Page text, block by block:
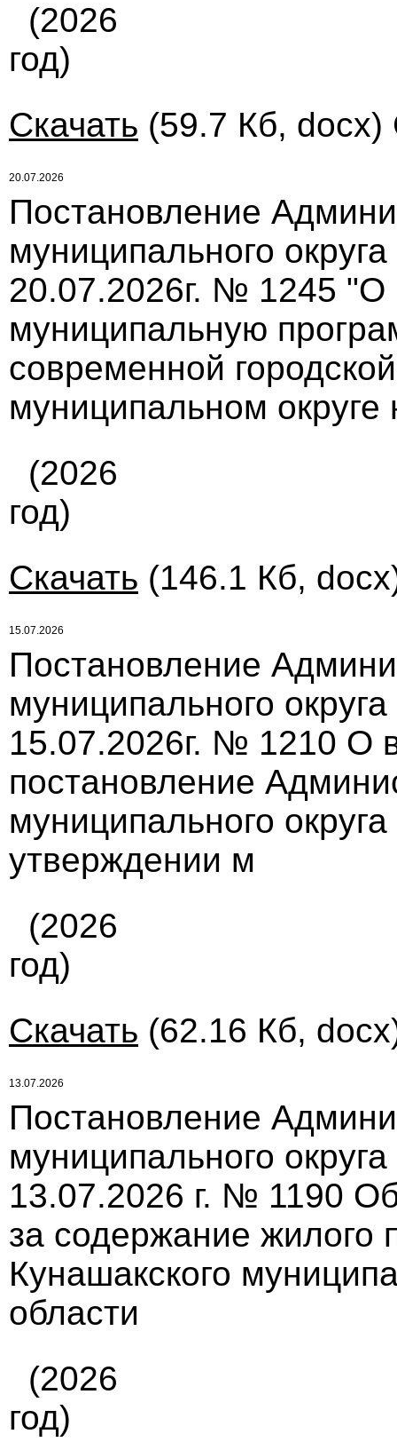
(2026
год)
Скачать (59.7 Кб, docx)
20.07.2026
Постановление
муниципального
20.07.2026г. № 1245 "О
муниципальную
современной
муниципальном
(2026
год)
Скачать (146.1 Кб,
15.07.2026
Постановление
муниципального
15.07.2026г. № 1210 О
постановление
муниципального
утверждении м
(2026
год)
Скачать (62.16 Кб,
13.07.2026
Постановление
муниципального
13.07.2026 г. № 1190
за содержание жилого
Кунашакского
области
(2026
год)